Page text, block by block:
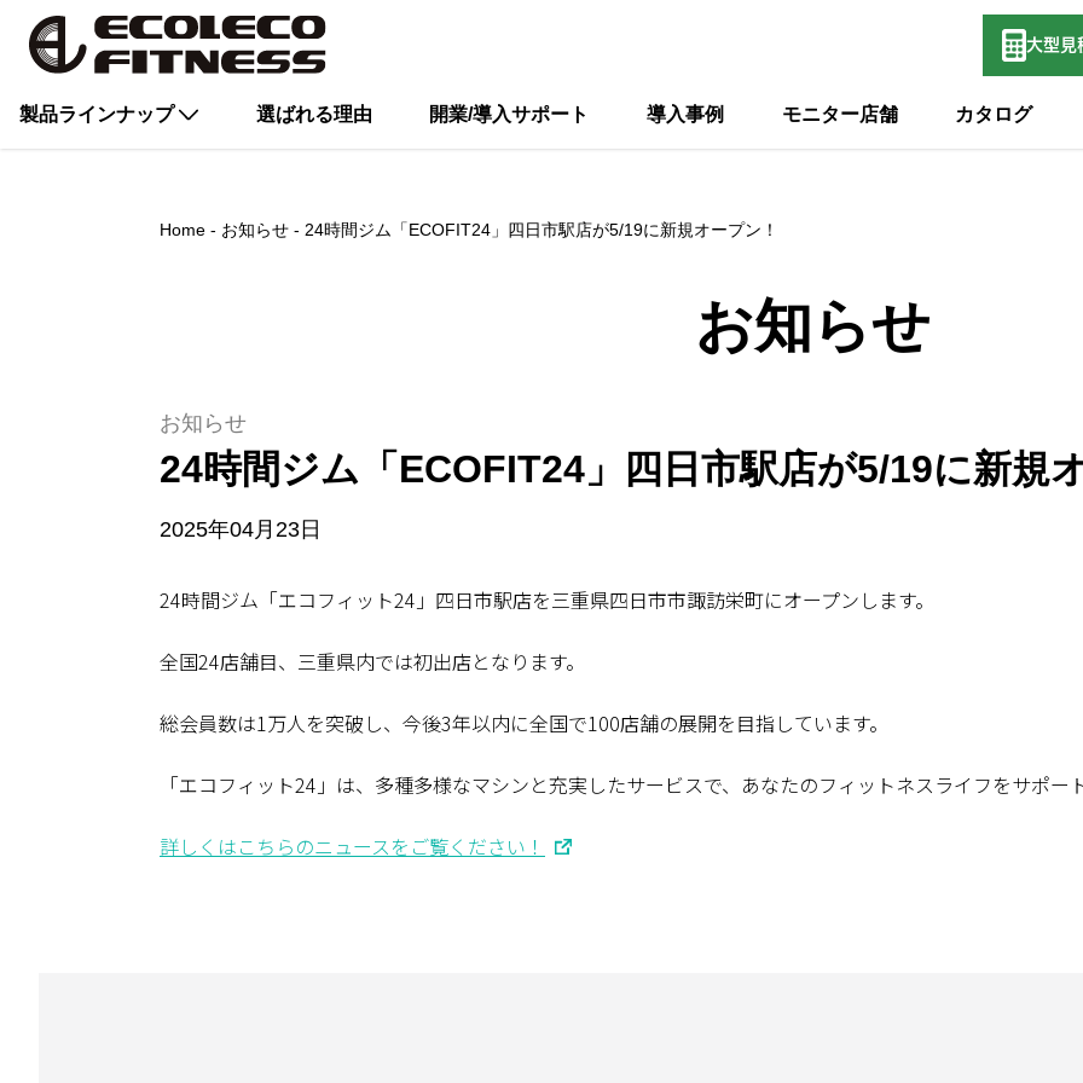
大型 見
製品ラインナップ 選ばれる理由 開業/導入サポート 導入事例 モニター店舗 カタログ
Home お知らせ 24時間ジム「ECOFIT24」四日市駅店が5/19に新規オープン！
お知らせ
お知らせ
24時間ジム「ECOFIT24」四日市駅店が5/19に新規
2025年04月23日
24時間ジム「エコフィット24」四日市駅店を三重県四日市市諏訪栄町にオープンします。
全国24店舗目、三重県内では初出店となります。
総会員数は1万人を突破し、今後3年以内に全国で100店舗の展開を目指しています。
「エコフィット24」は、多種多様なマシンと充実したサービスで、あなたのフィットネスライフをサポー
詳しくはこちらのニュースをご覧ください！